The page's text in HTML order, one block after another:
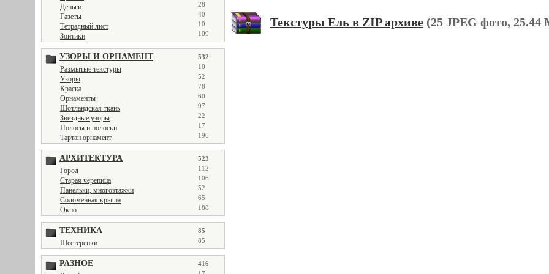
Деньги
28
Газеты 40
Тетрадный лист 10
Зонтики 109
УЗОРЫ И ОРНАМЕНТ 532
Размытые текстуры 10
Узоры 52
Краска 78
Орнаменты 60
Шотландская ткань 97
Звездные узоры 22
Полосы и полоски 17
Тартан орнамент 196
АРХИТЕКТУРА 523
Город 112
Старая черепица 106
Панельки, многоэтажки 52
Соломенная крыша 65
Окно 188
ТЕХНИКА 85
Шестеренки 85
РАЗНОЕ 416
Текстуры Ель в ZIP архиве (25 JPEG фото, 25.44